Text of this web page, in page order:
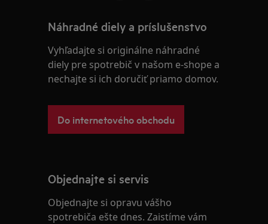
Náhradné diely a príslušenstvo
Vyhľadajte si originálne náhradné
diely pre spotrebič v našom e-shope a
nechajte si ich doručiť priamo domov.
Do internetového obchodu
Objednajte si servis
Objednajte si opravu vášho
spotrebiča ešte dnes. Zaistíme vám